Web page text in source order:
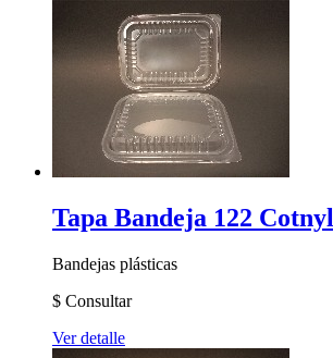
Tapa Bandeja 122 Cotnyl
Bandejas plásticas
$ Consultar
Ver detalle